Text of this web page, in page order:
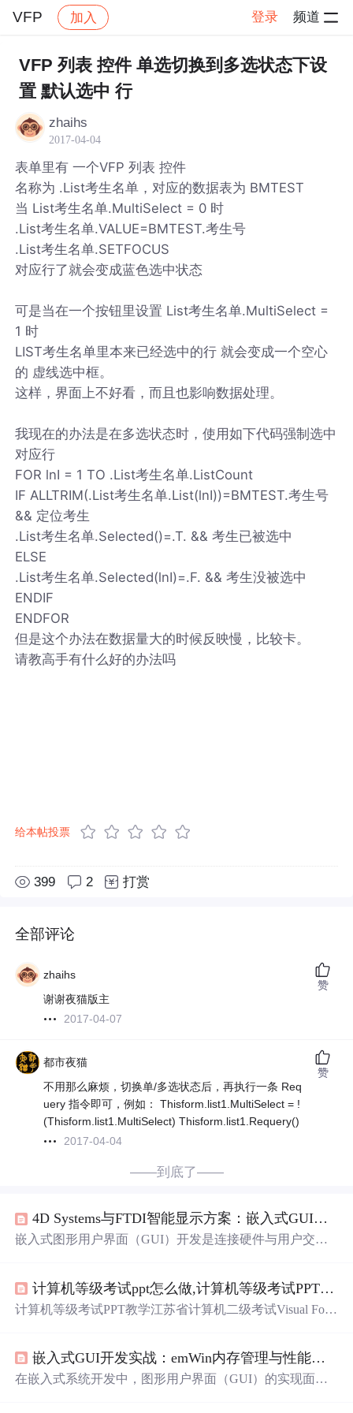
VFP 加入 登录 频道
社区 VFP 帖子详情
VFP 列表 控件 单选切换到多选状态下设
置 默认选中 行
zhaihs
2017-04-04
表单里有 一个VFP 列表 控件
名称为 .List考生名单，对应的数据表为 BMTEST
当 List考生名单.MultiSelect = 0 时
.List考生名单.VALUE=BMTEST.考生号
.List考生名单.SETFOCUS
对应行了就会变成蓝色选中状态
可是当在一个按钮里设置 List考生名单.MultiSelect =
1 时
LIST考生名单里本来已经选中的行 就会变成一个空心
的 虚线选中框。
这样，界面上不好看，而且也影响数据处理。
我现在的办法是在多选状态时，使用如下代码强制选中
对应行
FOR lnI = 1 TO .List考生名单.ListCount
IF ALLTRIM(.List考生名单.List(lnI))=BMTEST.考生号
&& 定位考生
.List考生名单.Selected()=.T. && 考生已被选中
ELSE
.List考生名单.Selected(lnI)=.F. && 考生没被选中
ENDIF
ENDFOR
但是这个办法在数据量大的时候反映慢，比较卡。
请教高手有什么好的办法吗
给本帖投票
399 2 打赏
全部评论
zhaihs
谢谢夜猫版主
2017-04-07
赞
都市夜猫
不用那么麻烦，切换单/多选状态后，再执行一条 Req
uery 指令即可，例如： Thisform.list1.MultiSelect = !
(Thisform.list1.MultiSelect) Thisform.list1.Requery()
2017-04-04
赞
——到底了——
4D Systems与FTDI智能显示方案：嵌入式GUI开发的高效实践
嵌入式图形用户界面（GUI）开发是连接硬件与用户交互
战。通过引入专用图形协处理器与智能显示模块，可将图
形渲染与触摸处理从主控MCU卸载，显著降低系统负载。
DI EVE芯片的整合方案为例，深入解析其协同工作原理。
该方案通过SPI/UART通信协议实现主控与显示单元的高效
数据交换，并利用Workshop
计算机等级考试ppt怎么做,计算机等级考试PPT教学.ppt
计算机等级考试PPT教学江苏省计算机二级考试Visual Fox
〈我的电脑〉，右击可执行 文件“准考证”后点“打开”，而
不要双击该文件。输入两遍准考证和试卷代码后按〈确
嵌入式GUI开发实战：emWin内存管理与性能优化全解析
在嵌入式系统开发中，图形用户界面（GUI）的实现面临